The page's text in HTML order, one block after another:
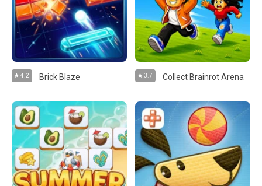
4.2 Brick Blaze 3.7 Collect Brainrot Arena